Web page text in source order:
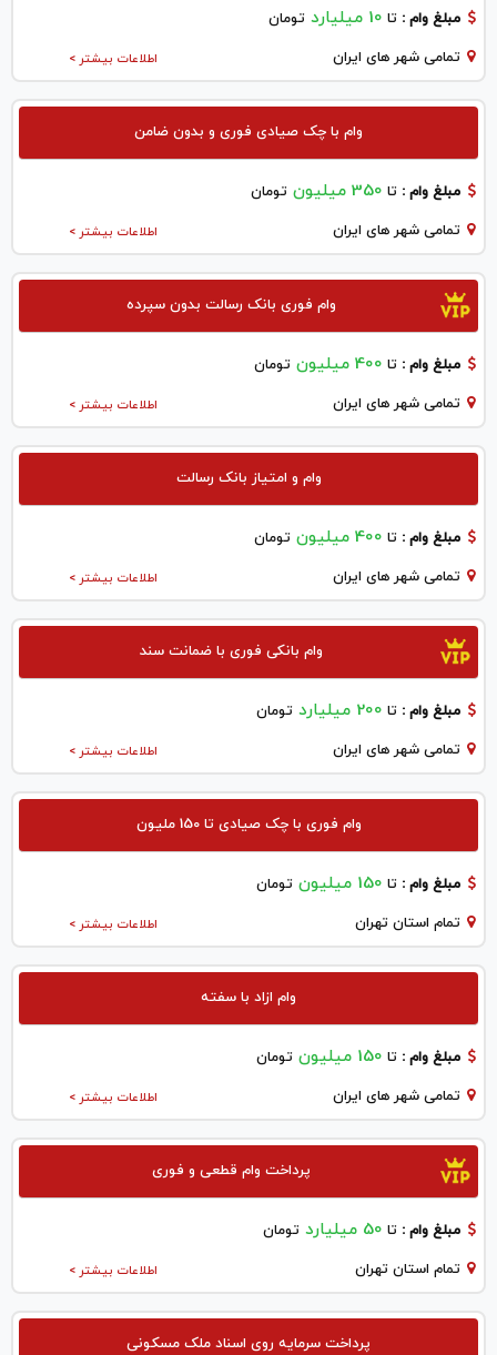
مبلغ وام : تا 10 میلیارد تومان
اطلاعات بیشتر > تمامی شهر های ایران
وام با چک صیادی فوری و بدون ضامن
مبلغ وام : تا 350 میلیون تومان
اطلاعات بیشتر > تمامی شهر های ایران
وام فوری بانک رسالت بدون سپرده
مبلغ وام : تا 400 میلیون تومان
اطلاعات بیشتر > تمامی شهر های ایران
وام و امتیاز بانک رسالت
مبلغ وام : تا 400 میلیون تومان
اطلاعات بیشتر > تمامی شهر های ایران
وام بانکی فوری با ضمانت سند
مبلغ وام : تا 200 میلیارد تومان
اطلاعات بیشتر > تمامی شهر های ایران
وام فوری با چک صیادی تا 150 ملیون
مبلغ وام : تا 150 میلیون تومان
اطلاعات بیشتر > تمام استان تهران
وام ازاد با سفته
مبلغ وام : تا 150 میلیون تومان
اطلاعات بیشتر > تمامی شهر های ایران
پرداخت وام قطعی و فوری
مبلغ وام : تا 50 میلیارد تومان
اطلاعات بیشتر > تمام استان تهران
پرداخت سرمایه روی اسناد ملک مسکونی